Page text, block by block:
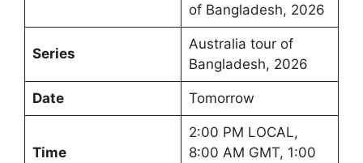
of Bangladesh, 2026
Series
Australia tour of
Bangladesh, 2026
Date Tomorrow
Time
2:00 PM LOCAL,
8:00 AM GMT, 1:00